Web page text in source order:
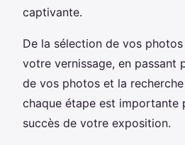
captivante.
De la sélection de vos
votre vernissage, en passant
de vos photos et la
chaque étape est importante
succès de votre exposition.